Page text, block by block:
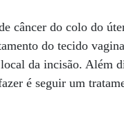
câncer do colo do
do tecido
da incisão. Além
é seguir um